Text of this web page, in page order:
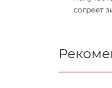
согреет